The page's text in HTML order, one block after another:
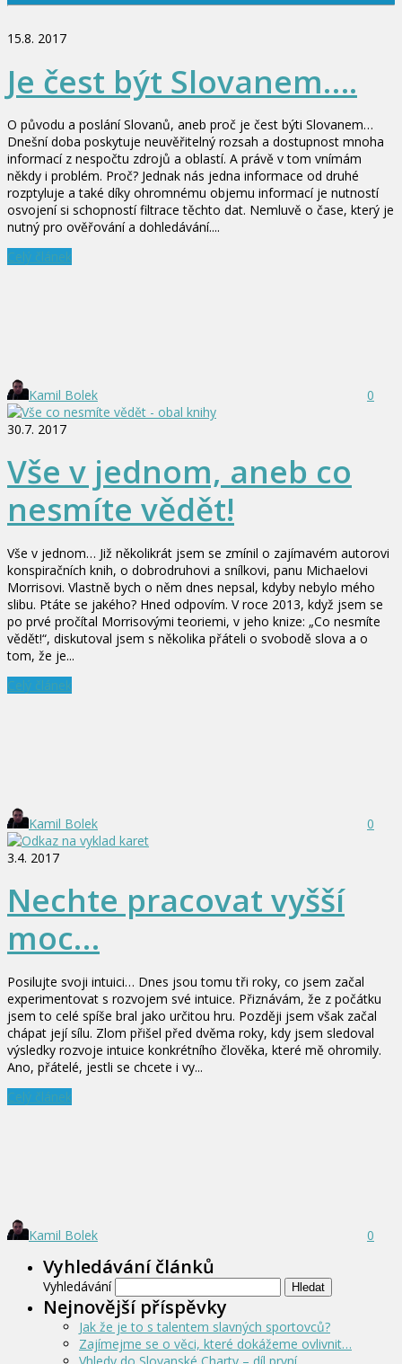
15.8. 2017
Je čest být Slovanem….
O původu a poslání Slovanů, aneb proč je čest býti Slovanem…
Dnešní doba poskytuje neuvěřitelný rozsah a dostupnost mnoha
informací z nespočtu zdrojů a oblastí. A právě v tom vnímám
někdy i problém. Proč? Jednak nás jedna informace od druhé
rozptyluje a také díky ohromnému objemu informací je nutností
osvojení si schopností filtrace těchto dat. Nemluvě o čase, který je
nutný pro ověřování a dohledávání....
Celý článek
Kamil Bolek
0
30.7. 2017
Vše v jednom, aneb co
nesmíte vědět!
Vše v jednom… Již několikrát jsem se zmínil o zajímavém autorovi
konspiračních knih, o dobrodruhovi a snílkovi, panu Michaelovi
Morrisovi. Vlastně bych o něm dnes nepsal, kdyby nebylo mého
slibu. Ptáte se jakého? Hned odpovím. V roce 2013, když jsem se
po prvé pročítal Morrisovými teoriemi, v jeho knize: „Co nesmíte
vědět!“, diskutoval jsem s několika přáteli o svobodě slova a o
tom, že je...
Celý článek
Kamil Bolek
0
3.4. 2017
Nechte pracovat vyšší
moc…
Posilujte svoji intuici… Dnes jsou tomu tři roky, co jsem začal
experimentovat s rozvojem své intuice. Přiznávám, že z počátku
jsem to celé spíše bral jako určitou hru. Později jsem však začal
chápat její sílu. Zlom přišel před dvěma roky, kdy jsem sledoval
výsledky rozvoje intuice konkrétního člověka, které mě ohromily.
Ano, přátelé, jestli se chcete i vy...
Celý článek
Kamil Bolek 0
Vyhledávání článků
Vyhledávání
Nejnovější příspěvky
Jak že je to s talentem slavných sportovců?
Zajímejme se o věci, které dokážeme ovlivnit…
Vhledy do Slovanské Charty – díl první